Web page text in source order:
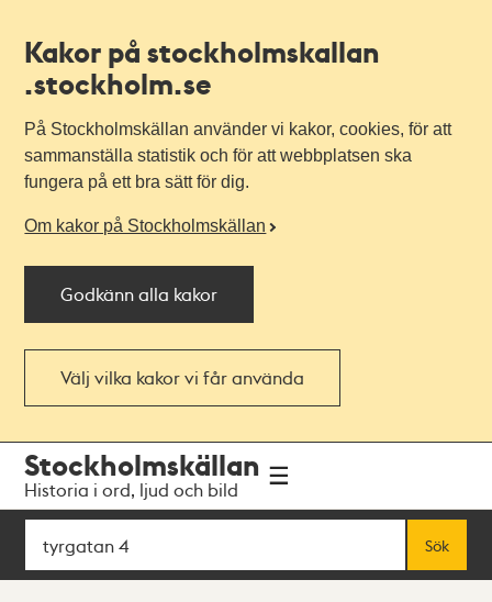
Kakor på stockholmskallan
.stockholm.se
På Stockholmskällan använder vi kakor, cookies, för att
sammanställa statistik och för att webbplatsen ska
fungera på ett bra sätt för dig.
Om kakor på Stockholmskällan
Godkänn alla kakor
Välj vilka kakor vi får använda
navigationen
huvudinnehållet
Stockholmskällan
Historia i ord, ljud och bild
Sök
Sök